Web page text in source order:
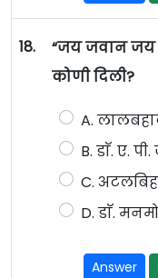
18.
“जय जवान जय
कोणी दिली?
A.
B. डाॅ. ए.
C.
D. डाॅ.
Answer